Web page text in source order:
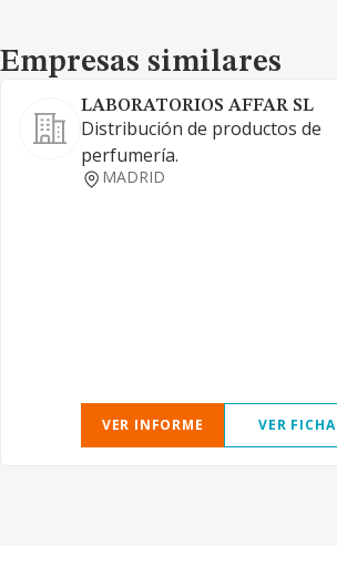
Empresas similares
Empresas similares
LABORATORIOS AFFAR SL
Distribución de productos de
perfumería.
MADRID
VER INFORME VER FICHA